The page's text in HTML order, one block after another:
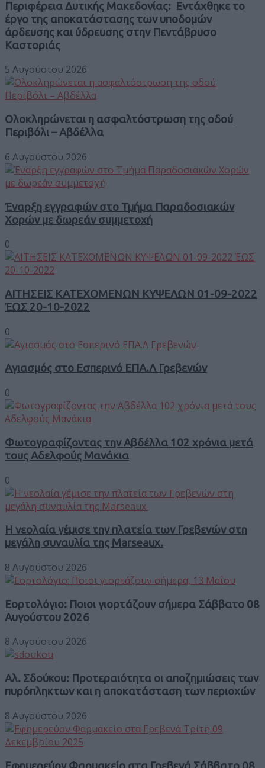
Περιφέρεια Δυτικής Μακεδονίας: Εντάχθηκε το
έργο της αποκατάστασης των υποδομών
άρδευσης και ύδρευσης στην Πεντάβρυσο
Καστοριάς
5 Αυγούστου 2026
Ολοκληρώνεται η ασφαλτόστρωση της οδού
Περιβόλι – Αβδέλλα
6 Αυγούστου 2026
Έναρξη εγγραφών στο Τμήμα Παραδοσιακών
Χορών με δωρεάν συμμετοχή
0
ΑΙΤΗΣΕΙΣ ΚΑΤΕΧΟΜΕΝΩΝ ΚΥΨΕΛΩΝ 01-09-2022
ΈΩΣ 20-10-2022
0
Αγιασμός στο Εσπερινό ΕΠΑ.Λ Γρεβενών
0
Φωτογραφίζοντας την Αβδέλλα 102 χρόνια μετά
τους Αδελφούς Μανάκια
0
Η νεολαία γέμισε την πλατεία των Γρεβενών στη
μεγάλη συναυλία της Marseaux.
8 Αυγούστου 2026
Εορτολόγιο: Ποιοι γιορτάζουν σήμερα Σάββατο 08
Αυγούστου 2026
8 Αυγούστου 2026
Αλ. Σδούκου: Προτεραιότητα οι αποζημιώσεις των
πυρόπληκτων και η αποκατάσταση των περιοχών
8 Αυγούστου 2026